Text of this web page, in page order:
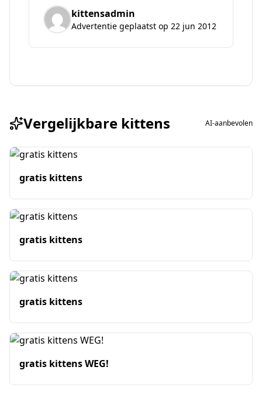
kittensadmin
Advertentie geplaatst op 22 jun 2012
Vergelijkbare kittens AI-aanbevolen
gratis kittens
gratis kittens
gratis kittens
gratis kittens WEG!